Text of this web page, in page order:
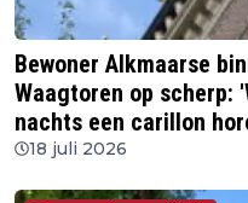
Bewoner Alkmaarse
Waagtoren op scherp:
nachts een carillon
18 juli 2026